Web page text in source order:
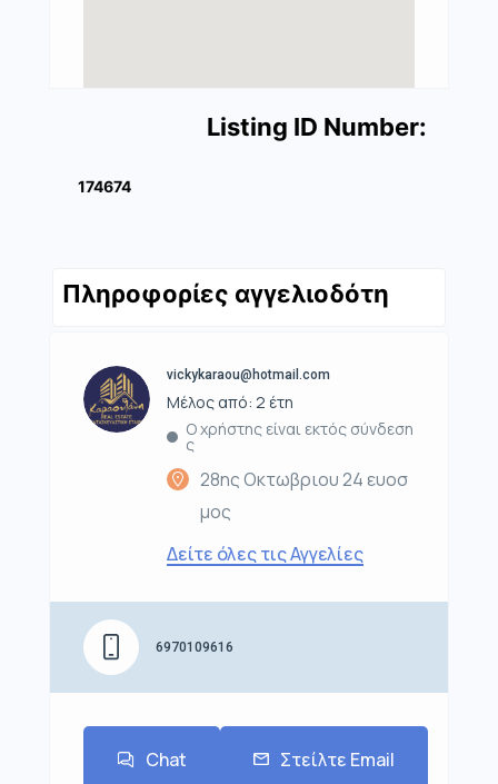
Listing ID Number:
174674
Πληροφορίες αγγελιοδότη
vickykaraou@hotmail.com
Μέλος από: 2 έτη
Ο χρήστης είναι εκτός σύνδεση
ς
28ης Οκτωβριου 24 ευοσ
μος
Δείτε όλες τις Αγγελίες
6970109616
Chat Στείλτε Email